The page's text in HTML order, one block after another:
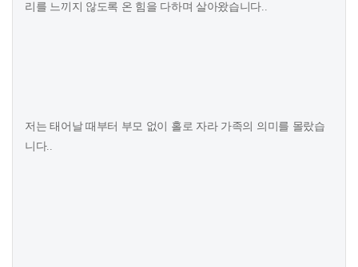
리를 느끼지 않도록 온 힘을 다하며 살아왔습니다..
저는 태어날 때부터 부모 없이 홀로 자라 가족의 의미를 몰랐습
니다..